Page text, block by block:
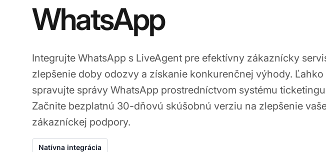
WhatsApp
Integrujte WhatsApp s LiveAgent pre efektívny zákaznícky
zlepšenie doby odozvy a získanie konkurenčnej výhody. Ľahko
spravujte správy WhatsApp prostredníctvom systému
Začnite bezplatnú 30-dňovú skúšobnú verziu na zlepšenie
zákazníckej podpory.
Natívna integrácia